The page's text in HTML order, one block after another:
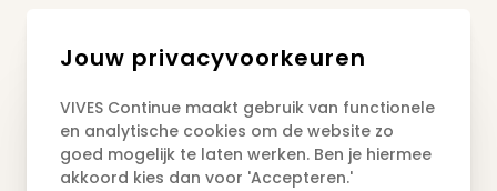
Docenten uit de zorg
Alle docenten zijn artsen,
Jouw privacyvoorkeuren
VIVES Continue maakt gebruik van functionele
en analytische cookies om de website zo
goed mogelijk te laten werken. Ben je hiermee
akkoord kies dan voor 'Accepteren.'